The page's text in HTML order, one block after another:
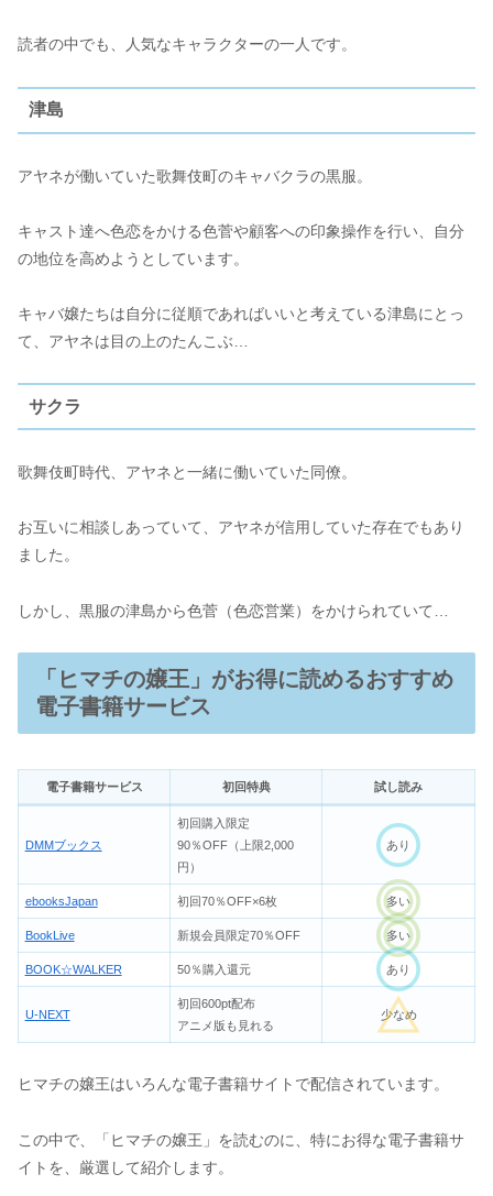
読者の中でも、人気なキャラクターの一人です。
津島
アヤネが働いていた歌舞伎町のキャバクラの黒服。
キャスト達へ色恋をかける色菅や顧客への印象操作を行い、自分
の地位を高めようとしています。
キャバ嬢たちは自分に従順であればいいと考えている津島にとっ
て、アヤネは目の上のたんこぶ…
サクラ
歌舞伎町時代、アヤネと一緒に働いていた同僚。
お互いに相談しあっていて、アヤネが信用していた存在でもあり
ました。
しかし、黒服の津島から色菅（色恋営業）をかけられていて…
「ヒマチの嬢王」がお得に読めるおすすめ
電子書籍サービス
電子書籍サービス 初回特典 試し読み
DMMブックス
初回購入限定
90％OFF（上限2,000
円）
あり
ebooksJapan 初回70％OFF×6枚 多い
BookLive 新規会員限定70％OFF 多い
BOOK☆WALKER 50％購入還元 あり
U-NEXT
初回600pt配布
アニメ版も見れる
少なめ
ヒマチの嬢王はいろんな電子書籍サイトで配信されています。
この中で、「ヒマチの嬢王」を読むのに、特にお得な電子書籍サ
イトを、厳選して紹介します。